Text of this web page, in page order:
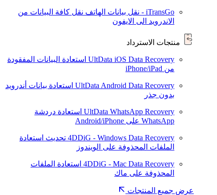
iTransGo - نقل بيانات الهاتف
نقل كافة البيانات من
الاندرويد الى الايفون
منتجات الاسترداد
UltData iOS Data Recovery استعادة البيانات المفقودة
من iPhone/iPad
UltData Android Data Recovery استعادة بيانات أندرويد
بدون جذر
UltData WhatsApp Recovery استعادة دردشة
WhatsApp على Android/iPhone
4DDiG - Windows Data Recovery تحديث استعادة
الملفات المحذوفة على الويندوز
4DDiG - Mac Data Recovery استعادة الملفات
المحذوفة على ماك
عرض جميع المنتجات